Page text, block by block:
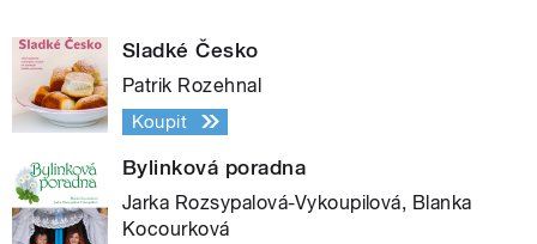
Sladké Česko
Patrik Rozehnal
Koupit
Bylinková poradna
Jarka Rozsypalová-Vykoupilová, Blanka
Kocourková